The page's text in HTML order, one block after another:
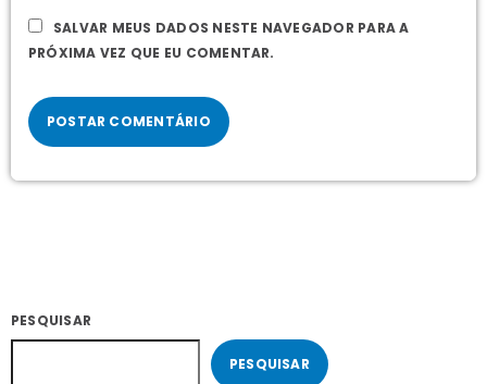
SALVAR MEUS DADOS NESTE NAVEGADOR PARA A
PRÓXIMA VEZ QUE EU COMENTAR.
PESQUISAR
PESQUISAR